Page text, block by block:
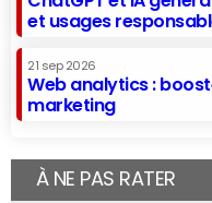
et usages
21 sep 2026
Web analytics :
marketing
À NE PAS RATER